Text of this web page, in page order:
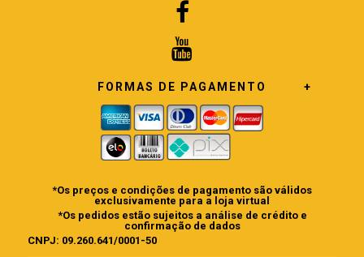
FORMAS DE PAGAMENTO
*Os preços e condições de pagamento são válidos
exclusivamente para a loja virtual
*Os pedidos estão sujeitos a análise de crédito e
confirmação de dados
CNPJ: 09.260.641/0001-50